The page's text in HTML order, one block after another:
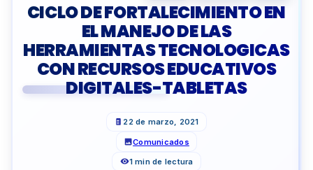
CICLO DE FORTALECIMIENTO EN
EL MANEJO DE LAS
HERRAMIENTAS TECNOLOGICAS
CON RECURSOS EDUCATIVOS
DIGITALES-TABLETAS
22 de marzo, 2021
Comunicados
1 min de lectura